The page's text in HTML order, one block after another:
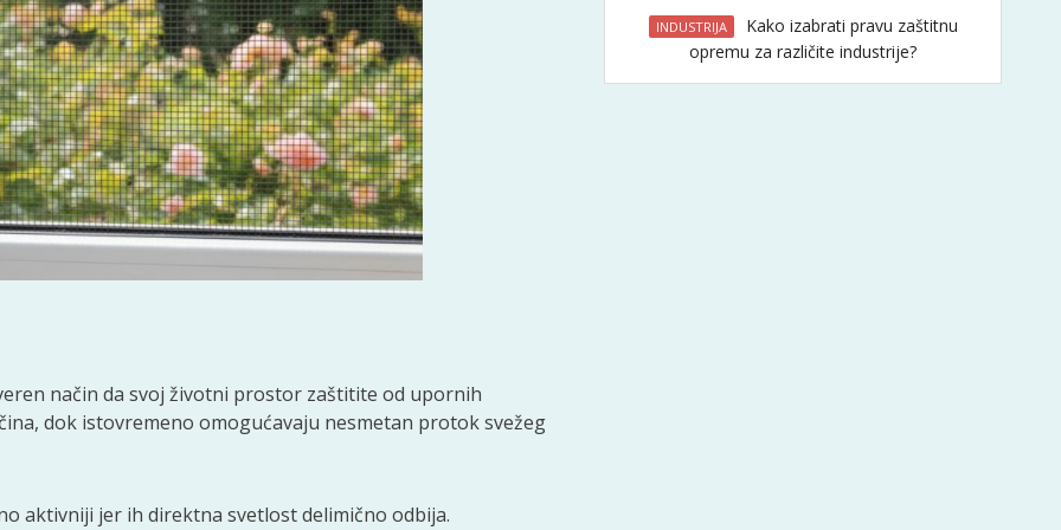
način da svoj životni prostor zaštitite od upornih
dok istovremeno omogućavaju nesmetan protok svežeg
aktivniji jer ih direktna svetlost delimično odbija.
INDUSTRIJA
Kako izabrati pravu zaštitnu
opremu za različite industrije?